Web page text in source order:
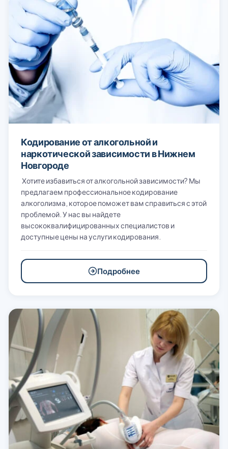
Кодирование от алкогольной и
наркотической зависимости в Нижнем
Новгороде
Хотите избавиться от алкогольной зависимости? Мы
предлагаем профессиональное кодирование
алкоголизма, которое поможет вам справиться с этой
проблемой. У нас вы найдете
высококвалифицированных специалистов и
доступные цены на услуги кодирования.
Подробнее